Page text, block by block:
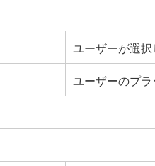
ユーザーが選
ユーザーのプ